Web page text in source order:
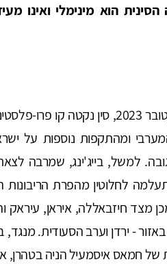
הסינית הוא מינימלי ואינו
מאז ה-7 באוקטובר 2023, סין
ומהתקפות נוספות על
למשל, בייג'ינג, שמרבה לצאת
מצד חיזבאללה, איראן, עיראק
באזור - ירדן וערב הסעודית.
של חמאס איסמעיל הניה בטהרן,